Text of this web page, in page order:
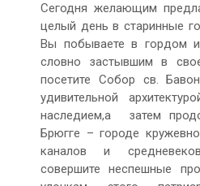
Сегодня желающим
целый день в старинные
Вы побываете в гордом и
словно застывшим в
посетите Собор св.
удивительной
наследием,а затем
Брюгге – городе
каналов и
совершите неспешные